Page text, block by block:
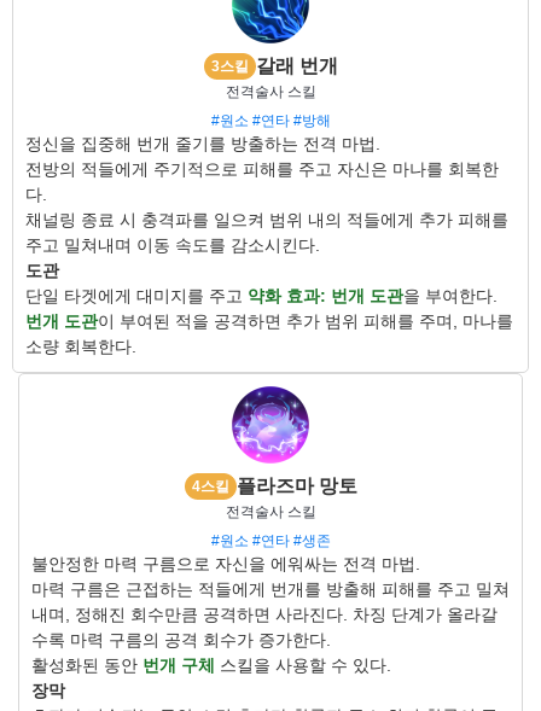
3스킬 갈래 번개
전격술사 스킬
#원소 #연타 #방해
정신을 집중해 번개 줄기를 방출하는 전격 마법.
전방의 적들에게 주기적으로 피해를 주고 자신은 마나를 회복한
다.
채널링 종료 시 충격파를 일으켜 범위 내의 적들에게 추가 피해를
주고 밀쳐내며 이동 속도를 감소시킨다.
도관
단일 타겟에게 대미지를 주고 약화 효과: 번개 도관을 부여한다.
번개 도관이 부여된 적을 공격하면 추가 범위 피해를 주며, 마나를
소량 회복한다.
4스킬 플라즈마 망토
전격술사 스킬
#원소 #연타 #생존
불안정한 마력 구름으로 자신을 에워싸는 전격 마법.
마력 구름은 근접하는 적들에게 번개를 방출해 피해를 주고 밀쳐
내며, 정해진 회수만큼 공격하면 사라진다. 차징 단계가 올라갈
수록 마력 구름의 공격 회수가 증가한다.
활성화된 동안 번개 구체 스킬을 사용할 수 있다.
장막